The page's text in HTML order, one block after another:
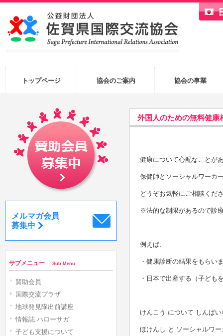
トップページ 協会のご案内 協会の事業
外国人のための無料健康
健康について心配なこと
保健師とソーシャルワーカ
どうぞお気軽にご相談くだ
※法的な制限があるので診
例えば、
・健康診断の結果をもらい
・日本で出産する（子ど
けんこう について しんぱ
ほけんし と ソーシャルワ
メルマガ会員
募集中
サブメニュー Sub Menu
賛助会員
国際交流プラザ
地球発見隊出前講座
情報誌 ハローサガ
子ども支援について